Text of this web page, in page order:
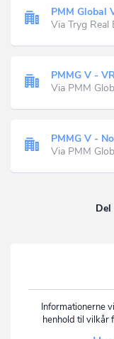
PMM Global
Via Tryg Real
PMMG V -
Via PMM
PMMG V -
Via PMM
Del
Informationerne
henhold til vilkår